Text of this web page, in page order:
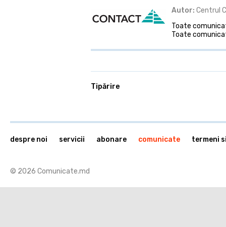
Autor: Centrul
Toate
Toate
Tipărire
© 2026 Comunicate.md
despre noi servicii abonare comunicate termeni